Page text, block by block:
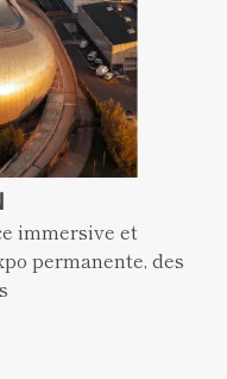
immersive et
permanente, des